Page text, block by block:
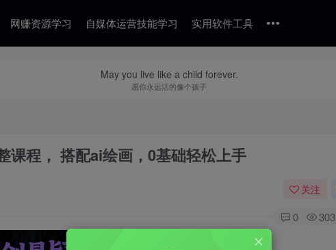
网赚资源学习 自媒体运营技能学习 实用软件工具
May you live like a child forever.
愿你永远活的像个孩子
课程， 搭配ai绘画，0基础轻松上手
关注
0 303